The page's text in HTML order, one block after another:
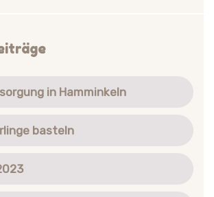
in Hamminkeln
basteln